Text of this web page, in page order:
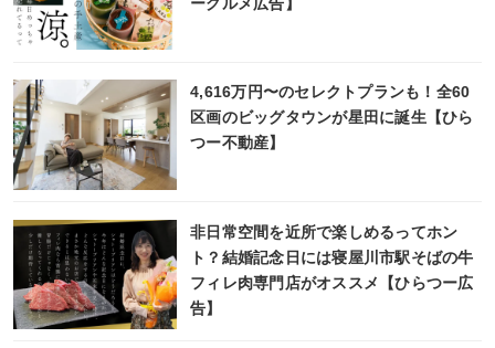
ーグルメ広告】
4,616万円〜のセレクトプランも！全60
区画のビッグタウンが星田に誕生【ひら
つー不動産】
非日常空間を近所で楽しめるってホン
ト？結婚記念日には寝屋川市駅そばの牛
フィレ肉専門店がオススメ【ひらつー広
告】